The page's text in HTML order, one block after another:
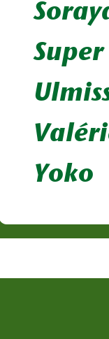
Yoko